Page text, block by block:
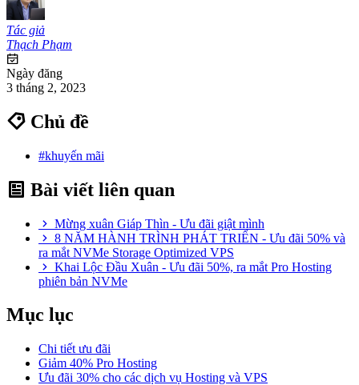
Tác giả
Thạch Phạm
Ngày đăng
3 tháng 2, 2023
Chủ đề
#khuyến mãi
Bài viết liên quan
Mừng xuân Giáp Thìn - Ưu đãi giật mình
8 NĂM HÀNH TRÌNH PHÁT TRIỂN - Ưu đãi 50% và
ra mắt NVMe Storage Optimized VPS
Khai Lộc Đầu Xuân - Ưu đãi 50%, ra mắt Pro Hosting
phiên bản NVMe
Mục lục
Chi tiết ưu đãi
Giảm 40% Pro Hosting
Ưu đãi 30% cho các dịch vụ Hosting và VPS